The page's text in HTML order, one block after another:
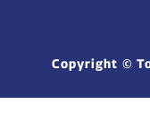
Copyright ©